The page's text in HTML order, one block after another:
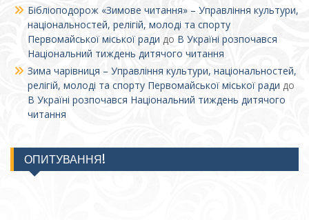
Бібліоподорож «Зимове читання» – Управління культури,
національностей, релігій, молоді та спорту
Первомайської міської ради до В Україні розпочався
Національний тиждень дитячого читання
Зима чарівниця – Управління культури, національностей,
релігій, молоді та спорту Первомайської міської ради до
В Україні розпочався Національний тиждень дитячого
читання
ОПИТУВАННЯ!